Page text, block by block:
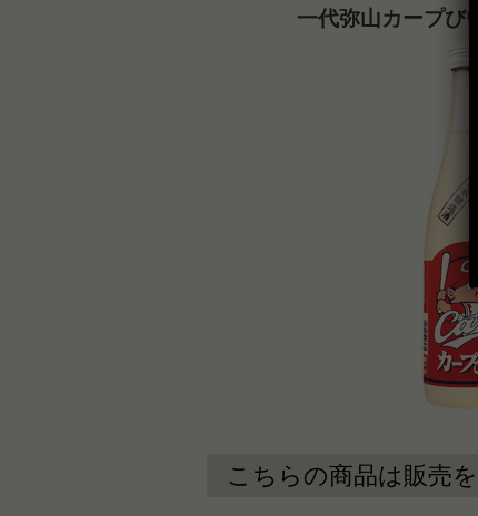
一代弥山カープび
こちらの商品は販売